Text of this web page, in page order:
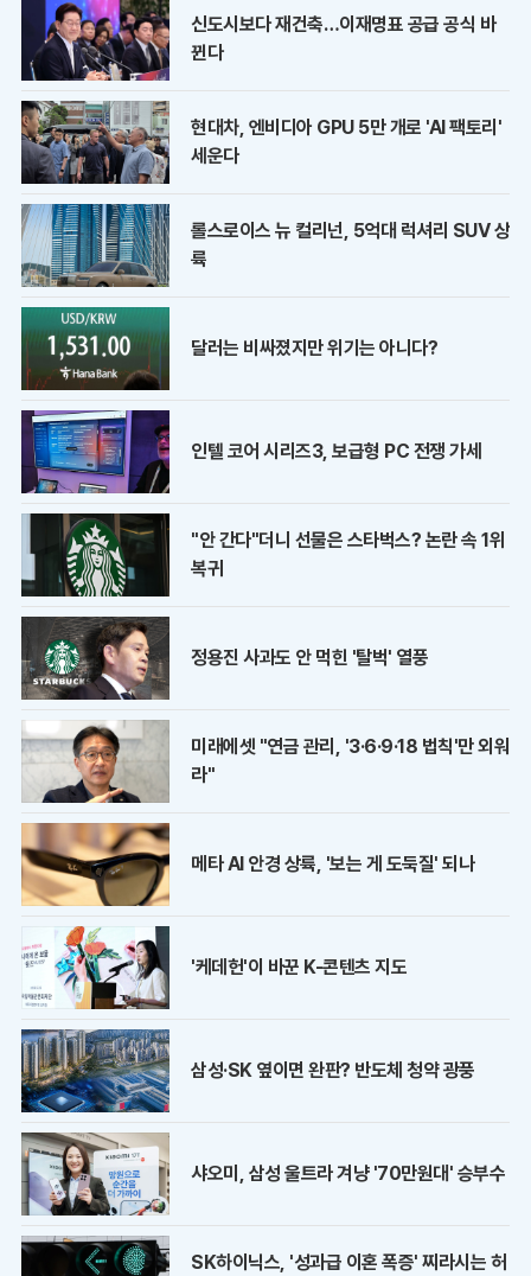
신도시보다 재건축…이재명표 공급 공식 바
뀐다
현대차, 엔비디아 GPU 5만 개로 'AI 팩토리'
세운다
롤스로이스 뉴 컬리넌, 5억대 럭셔리 SUV 상
륙
달러는 비싸졌지만 위기는 아니다?
인텔 코어 시리즈3, 보급형 PC 전쟁 가세
"안 간다"더니 선물은 스타벅스? 논란 속 1위
복귀
정용진 사과도 안 먹힌 '탈벅' 열풍
미래에셋 "연금 관리, '3·6·9·18 법칙'만 외워
라"
메타 AI 안경 상륙, '보는 게 도둑질' 되나
'케데헌'이 바꾼 K-콘텐츠 지도
삼성·SK 옆이면 완판? 반도체 청약 광풍
샤오미, 삼성 울트라 겨냥 '70만원대' 승부수
SK하이닉스, '성과급 이혼 폭증' 찌라시는 허